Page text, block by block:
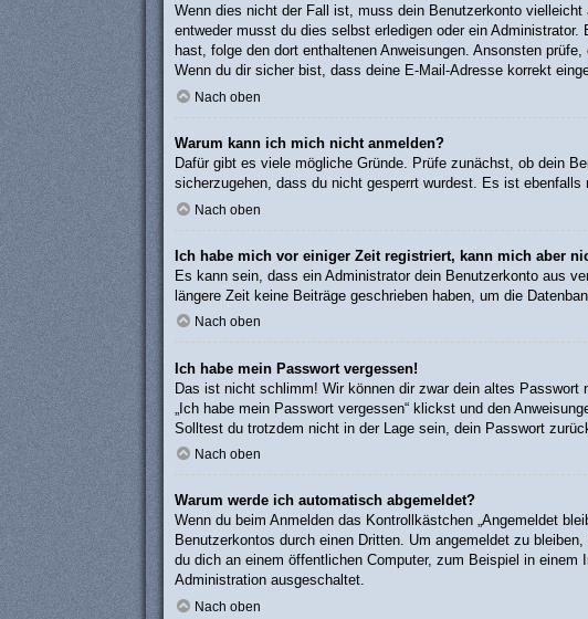
Wenn dies nicht der Fall ist, muss dein Benutzerkonto
entweder musst du dies selbst erledigen oder ein
hast, folge den dort enthaltenen Anweisungen. Ansonsten
Wenn du dir sicher bist, dass deine E-Mail-Adresse korrekt
Nach oben
Warum kann ich mich nicht anmelden?
Dafür gibt es viele mögliche Gründe. Prüfe zunächst, ob dein
sicherzugehen, dass du nicht gesperrt wurdest. Es ist
Nach oben
Ich habe mich vor einiger Zeit registriert, kann mich aber
Es kann sein, dass ein Administrator dein Benutzerkonto aus
längere Zeit keine Beiträge geschrieben haben, um die
Nach oben
Ich habe mein Passwort vergessen!
Das ist nicht schlimm! Wir können dir zwar dein altes
„Ich habe mein Passwort vergessen“ klickst und den
Solltest du trotzdem nicht in der Lage sein, dein Passwort
Nach oben
Warum werde ich automatisch abgemeldet?
Wenn du beim Anmelden das Kontrollkästchen „Angemeldet
Benutzerkontos durch einen Dritten. Um angemeldet zu
du dich an einem öffentlichen Computer, zum Beispiel in
Administration ausgeschaltet.
Nach oben